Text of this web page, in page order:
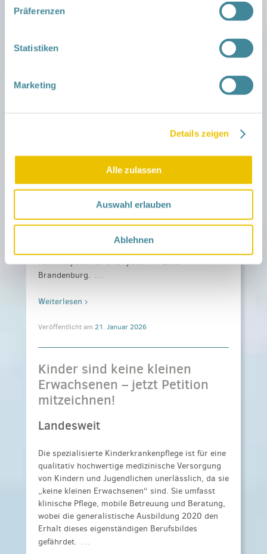
Präferenzen
Statistiken
Marketing
Details zeigen
Alle zulassen
Auswahl erlauben
Ablehnen
Belastungen prägen den Alltag vieler Familien in
Veröffentlicht am
Landesweit
Ehrenamt lebt Vielfalt – und macht unsere
Gesellschaft stärker Zum Tag des Ehrenamtes
engagierten Menschen, die mit ihrem freiwilligen
Einsatz unsere Gesellschaft bereichern –
Familienpatinnen und -paten im Land
Brandenburg. …
Weiterlesen ›
Veröffentlicht am 21. Januar 2026
Kinder sind keine kleinen
Erwachsenen – jetzt Petition
mitzeichnen!
Landesweit
Die spezialisierte Kinderkrankenpflege ist für eine
qualitativ hochwertige medizinische Versorgung
von Kindern und Jugendlichen unerlässlich, da sie
„keine kleinen Erwachsenen“ sind. Sie umfasst
klinische Pflege, mobile Betreuung und Beratung,
wobei die generalistische Ausbildung 2020 den
Erhalt dieses eigenständigen Berufsbildes
gefährdet. …